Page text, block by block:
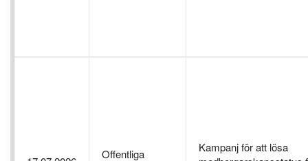
Offentliga
Kampanj för att lösa